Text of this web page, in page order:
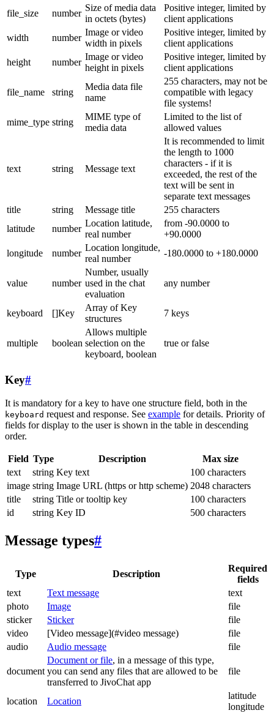
file_size
number
Size of media data
in octets (bytes)
Positive integer, limited by
client applications
width
number
Image or video
width in pixels
Positive integer, limited by
client applications
height
number
Image or video
height in pixels
Positive integer, limited by
client applications
file_name string
Media data file
name
255 characters, may not be
compatible with legacy
file systems!
mime_type string
MIME type of
media data
Limited to the list of
allowed values
text string Message text
It is recommended to limit
the length to 1000
characters - if it is
exceeded, the rest of the
text will be sent in
separate text messages
title
string Message title
255 characters
latitude
number
Location latitude,
real number
from -90.0000 to
+90.0000
longitude
number
Location longitude,
real number
-180.0000 to +180.0000
value number
Number, usually
used in the chat
evaluation
any number
keyboard []Key
Array of Key
structures
7 keys
multiple boolean
Allows multiple
selection on the
keyboard, boolean
true or false
Key#
It is mandatory for a key to have one structure field, both in the
keyboard request and response. See example for details. Priority of
fields for display to the user is shown in the table in descending
order.
Field Type Description
Max size
text
string Key text
100 characters
image string Image URL (https or http scheme) 2048 characters
title
string Title or tooltip key
100 characters
id
string Key ID 500 characters
Message types#
Type Description
Required
fields
text
Text message
text
photo
Image
file
sticker
Sticker
file
video
[Video message](#video message)
file
audio
Audio message file
document
Document or file, in a message of this type,
you can send any files that are allowed to be
transferred to JivoChat app
file
location Location
latitude
longitude